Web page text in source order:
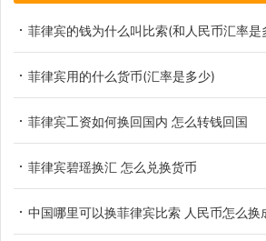
菲律宾的钱为什么叫比索(和人民币汇率是
菲律宾用的什么货币(汇率是多少)
菲律宾工资如何换回国内 怎么转钱回国
菲律宾碧瑶换汇 怎么兑换货币
中国哪里可以换菲律宾比索 人民币怎么换